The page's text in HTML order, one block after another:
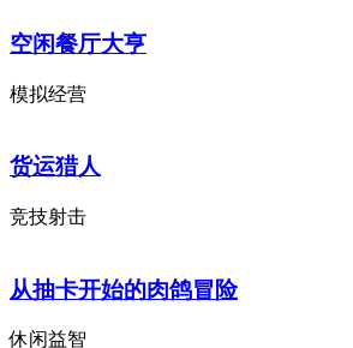
空闲餐厅大亨
模拟经营
货运猎人
竞技射击
从抽卡开始的肉鸽冒险
休闲益智